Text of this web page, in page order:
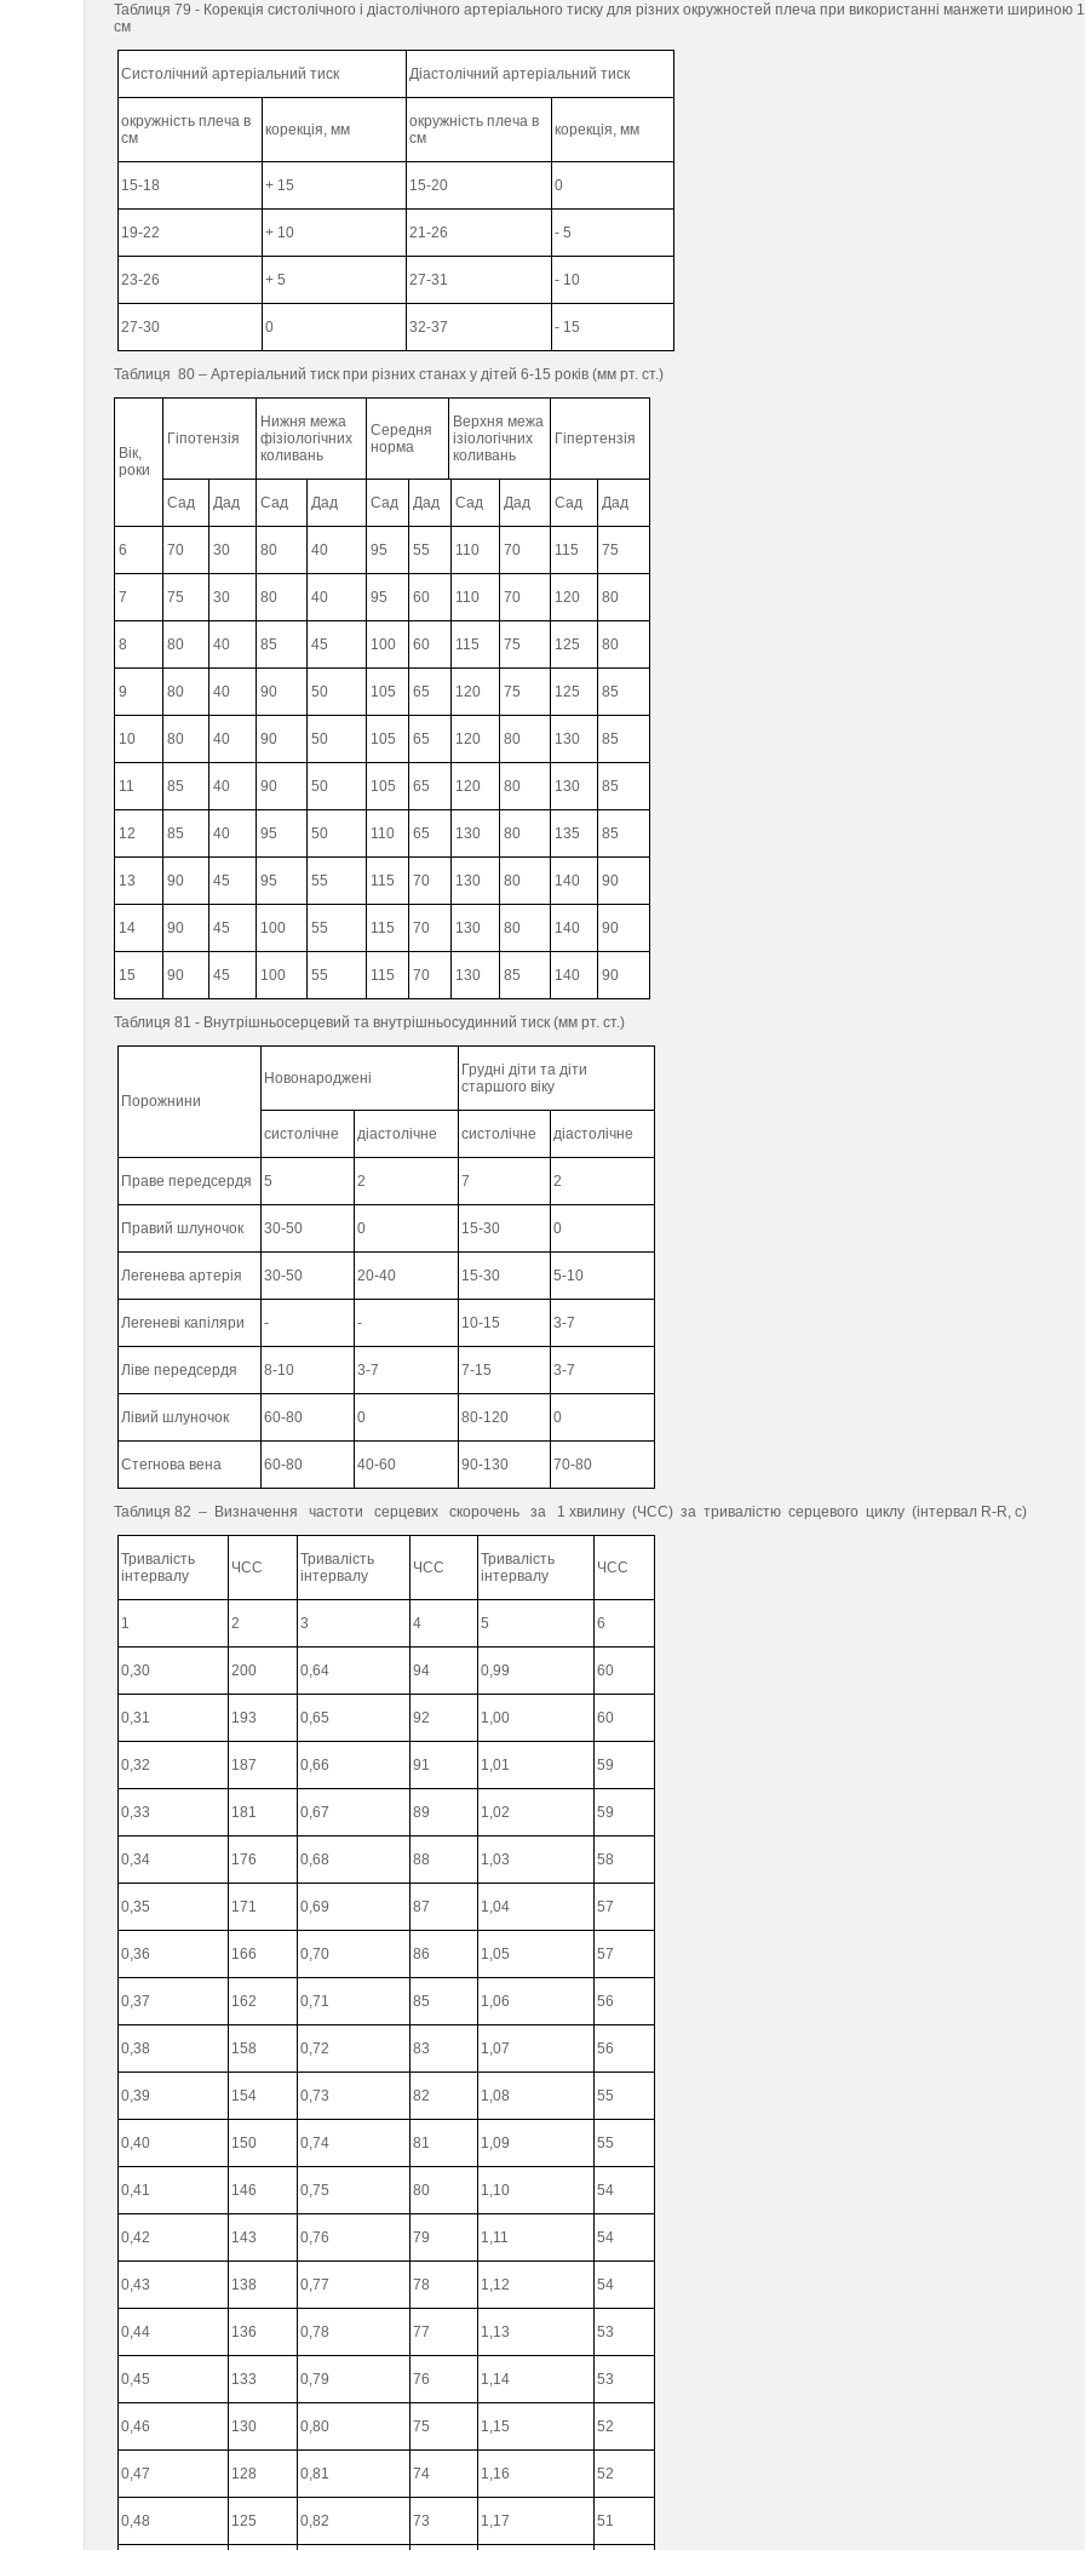
Таблиця 79 - Корекція систолічного і діастолічного артеріального тиску для різних окружностей плеча при використанні манжети шириною
см
Систолічний артеріальний тиск Діастолічний артеріальний тиск
окружність плеча в
см
корекція, мм
окружність плеча в
см
корекція, мм
15-18 + 15 15-20 0
19-22 + 10 21-26 - 5
23-26 + 5 27-31 - 10
27-30 0 32-37 - 15
Таблиця 80 – Артеріальний тиск при різних станах у дітей 6-15 років (мм рт. cт.)
Вік,
роки
Гіпотензія
Нижня межа
фізіологічних
коливань
Середня
норма
Верхня межа
ізіологічних
коливань
Гіпертензія
Сад Дад Сад Дад Сад Дад Сад Дад Сад Дад
6 70 30 80 40 95 55 110 70 115 75
7 75 30 80 40 95 60 110 70 120 80
8 80 40 85 45 100 60 115 75 125 80
9 80 40 90 50 105 65 120 75 125 85
10 80 40 90 50 105 65 120 80 130 85
11 85 40 90 50 105 65 120 80 130 85
12 85 40 95 50 110 65 130 80 135 85
13 90 45 95 55 115 70 130 80 140 90
14 90 45 100 55 115 70 130 80 140 90
15 90 45 100 55 115 70 130 85 140 90
Таблиця 81 - Внутрішньосерцевий та внутрішньосудинний тиск (мм рт. ст.)
Порожнини
Новонароджені
Грудні діти та діти
старшого віку
систолічне діастолічне систолічне діастолічне
Праве передсердя 5 2 7 2
Правий шлуночок 30-50 0 15-30 0
Легенева артерія 30-50 20-40 15-30 5-10
Легеневі капіляри - - 10-15 3-7
Ліве передсердя 8-10 3-7 7-15 3-7
Лівий шлуночок 60-80 0 80-120 0
Стегнова вена 60-80 40-60 90-130 70-80
Таблиця 82 – Визначення частоти серцевих скорочень за 1 хвилину (ЧСС) за тривалістю серцевого циклу (інтервал R-R, с)
Тривалість
інтервалу
ЧСС
Тривалість
інтервалу
ЧСС
Тривалість
інтервалу
ЧСС
1 2 3 4 5 6
0,30 200 0,64 94 0,99 60
0,31 193 0,65 92 1,00 60
0,32 187 0,66 91 1,01 59
0,33 181 0,67 89 1,02 59
0,34 176 0,68 88 1,03 58
0,35 171 0,69 87 1,04 57
0,36 166 0,70 86 1,05 57
0,37 162 0,71 85 1,06 56
0,38 158 0,72 83 1,07 56
0,39 154 0,73 82 1,08 55
0,40 150 0,74 81 1,09 55
0,41 146 0,75 80 1,10 54
0,42 143 0,76 79 1,11 54
0,43 138 0,77 78 1,12 54
0,44 136 0,78 77 1,13 53
0,45 133 0,79 76 1,14 53
0,46 130 0,80 75 1,15 52
0,47 128 0,81 74 1,16 52
0,48 125 0,82 73 1,17 51